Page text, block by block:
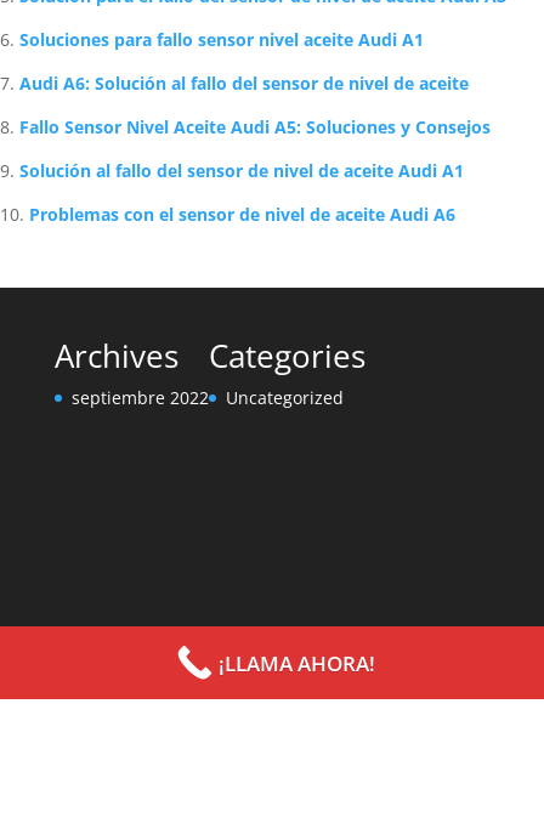
Soluciones para fallo sensor nivel aceite Audi A1
Audi A6: Solución al fallo del sensor de nivel de aceite
Fallo Sensor Nivel Aceite Audi A5: Soluciones y Consejos
Solución al fallo del sensor de nivel de aceite Audi A1
Problemas con el sensor de nivel de aceite Audi A6
Archives
septiembre 2022
Categories
Uncategorized
¡LLAMA AHORA!